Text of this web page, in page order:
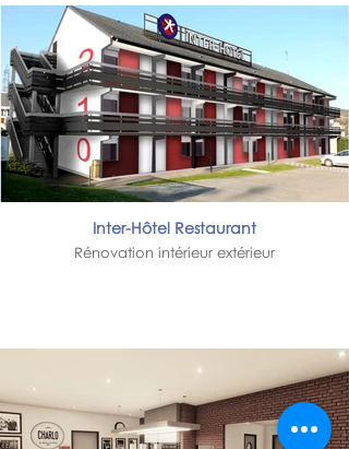
Inter-Hôtel Restaurant
Rénovation intérieur extérieur